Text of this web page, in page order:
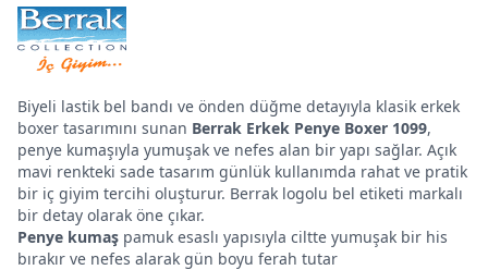
Biyeli lastik bel bandı ve önden düğme detayıyla klasik erkek
boxer tasarımını sunan Berrak Erkek Penye Boxer 1099,
penye kumaşıyla yumuşak ve nefes alan bir yapı sağlar. Açık
mavi renkteki sade tasarım günlük kullanımda rahat ve pratik
bir iç giyim tercihi oluşturur. Berrak logolu bel etiketi markalı
bir detay olarak öne çıkar.
Penye kumaş pamuk esaslı yapısıyla ciltte yumuşak bir his
bırakır ve nefes alarak gün boyu ferah tutar